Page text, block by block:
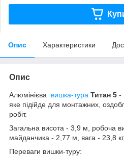
Опис Характеристики
Опис
Алюмінієва вишка-тура Титан 5 -
яке підійде для монтажних,
робіт.
Загальна висота - 3,9 м, робоча
майданчика - 2,77 м, вага - 23,8
Переваги вишки-туру: